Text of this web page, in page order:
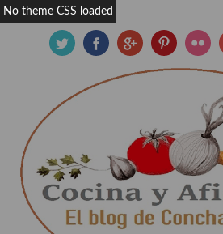
No theme CSS loaded